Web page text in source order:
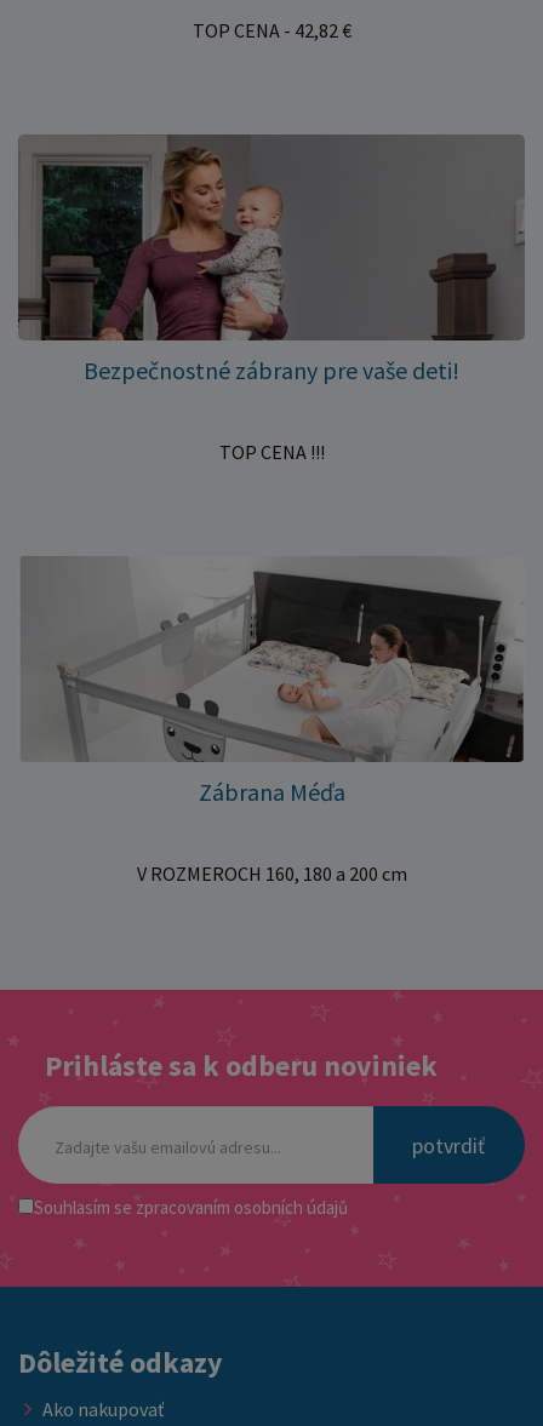
TOP CENA - 42,82 €
Bezpečnostné zábrany pre vaše deti!
TOP CENA !!!
Zábrana Méďa
V ROZMEROCH 160, 180 a 200 cm
Prihláste sa k odberu noviniek
potvrdiť
Souhlasím se zpracovaním osobních údajů
Dôležité odkazy
Ako nakupovať